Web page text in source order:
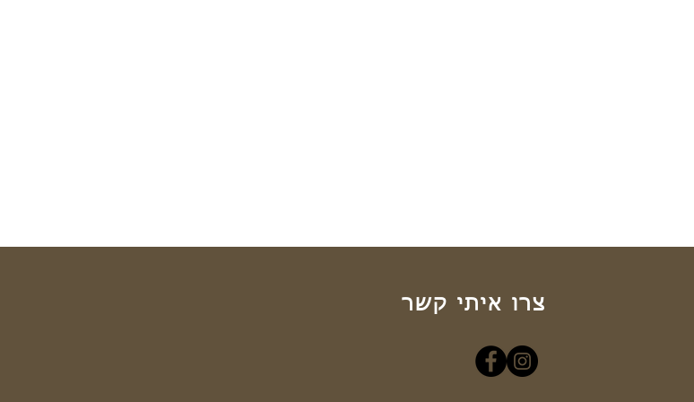
צרו איתי קשר